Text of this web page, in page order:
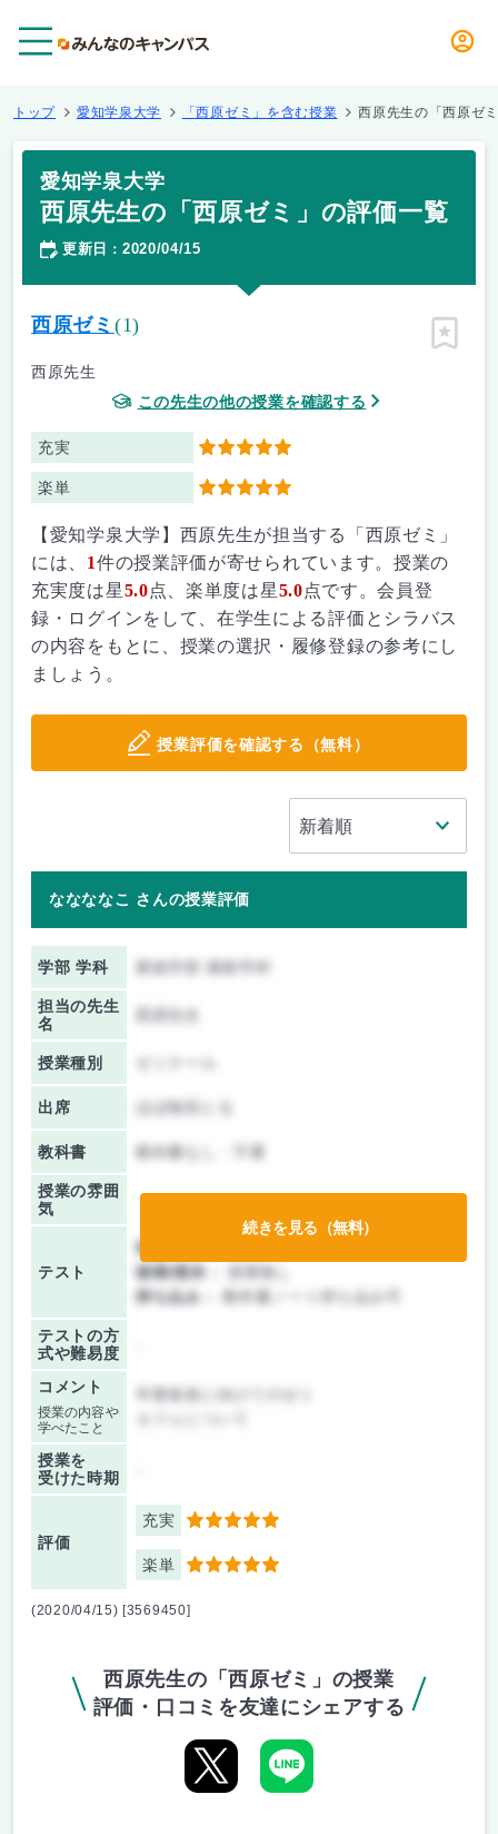
トップ 愛知学泉大学 「西原ゼミ」を含む授業 西原先生の「西原ゼ
愛知学泉大学
西原先生の「西原ゼミ」の評価一覧
更新日 ： 2020/04/15
西原ゼミ (1)
西原先生
この先生の他の授業を確認する
充実 5
楽単 5
ピン留
【愛知学泉大学】西原先生が担当する「西原ゼミ」
には、 1件の授業評価が寄せられています。授業の
充実度は星5.0点、楽単度は星5.0点です。会員登
録・ログインをして、在学生による評価とシラバス
の内容をもとに、授業の選択・履修登録の参考にし
ましょう。
授業評価を確認する（無料）
ななななこ さんの授業評価
学部 学科
担当の先生
名
授業種別
出席 ほぼ毎回とる
教科書 教科書なし・不要
授業の雰囲
気
テスト
前期/中間：
後期/期末：
授業無し
持ち込み：
教科書ノート持ち込み可
テストの方
式や難易度
コメント
授業の内容や
学べたこと
授業を
受けた時期
評価
充実 5
楽単 5
続きを見る（無料）
(2020/04/15) [3569450]
西原先生の「西原ゼミ」の授業
評価・口コミを友達にシェアする